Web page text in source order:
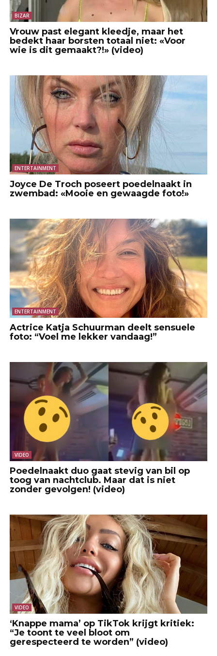
BIZAR
Vrouw past elegant kleedje, maar het
bedekt haar borsten totaal niet: «Voor
wie is dit gemaakt?!» (video)
ENTERTAINMENT
Joyce De Troch poseert poedelnaakt in
zwembad: «Mooie en gewaagde foto!»
ENTERTAINMENT
Actrice Katja Schuurman deelt sensuele
foto: “Voel me lekker vandaag!”
VIDEO
Poedelnaakt duo gaat stevig van bil op
toog van nachtclub. Maar dat is niet
zonder gevolgen! (video)
VIDEO
‘Knappe mama’ op TikTok krijgt kritiek:
“Je toont te veel bloot om
gerespecteerd te worden” (video)